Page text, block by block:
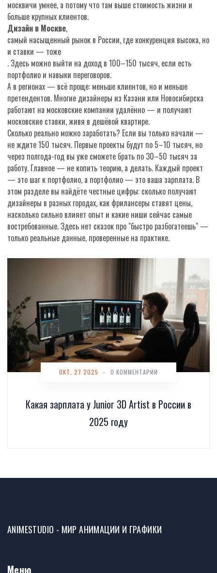
москвичи умнее, а потому что там выше стоимость жизни и
больше крупных клиентов.
Дизайн в Москве,
самый насыщенный рынок в России, где конкуренция высока, но
и ставки — тоже
. Здесь можно выйти на доход в 100–150 тысяч, если есть
портфолио и навыки переговоров.
А в регионах — всё проще: меньше клиентов, но и меньше
претендентов. Многие дизайнеры из Казани или Новосибирска
работают на московские компании удалённо — и получают
московские ставки, живя в дешёвой квартире.
Сколько реально можно заработать? Если вы только начали —
не ждите 150 тысяч. Первые проекты будут по 5–10 тысяч, но
через полгода-год вы уже сможете брать по 30–50 тысяч за
работу. Главное — не копить теорию, а делать. Каждый проект
— это шаг к портфолио, а портфолио — это ваша зарплата. В
этом разделе вы найдёте честные цифры: сколько получают
дизайнеры в разных городах, как фрилансеры ставят цены,
насколько сильно влияет опыт и какие ниши сейчас самые
востребованные. Здесь нет сказок про "быстро разбогатеешь" —
только реальные данные, проверенные на практике.
Какая зарплата у Junior 3D Artist в России в
2025 году
ОКТ, 27 2025 - 0 КОММЕНТАРИИ
ANIMESTUDIO - МИР АНИМАЦИИ И ГРАФИКИ
Меню